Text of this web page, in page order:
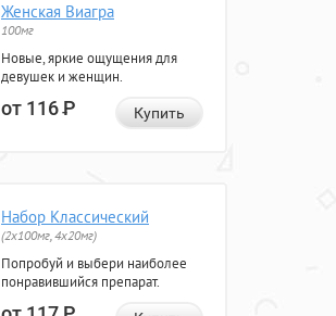
Женская Виагра
100мг
Новые, яркие ощущения для
девушек и женщин.
от 116Р Купить
Набор Классический
(2x100мг, 4x20мг)
Попробуй и выбери наиболее
понравившийся препарат.